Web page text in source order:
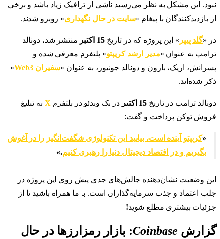
نبود. این مشکل به نظر می‌رسید ناشی از ترافیک زیاد باشد و برخی
از بازدیدکنندگان با پیغام «سایت در حال نگهداری» روبرو شدند.
در «گلد پیپر » این پروژه که در تاریخ 15 اکتبر منتشر شد، دونالد
ترامپ به عنوان «مدیر ارشد کریپتو» پلتفرم معرفی شده و
پسرانش، اریک، بارون و دونالد جونیور، به عنوان «سفیران Web3
»
ذکر شده‌اند.
دونالد ترامپ در تاریخ 15 اکتبر در یک ویدئو در پلتفرم X به تبلیغ
فروش توکن پرداخت و گفت:
«کریپتو آینده است، بیایید این تکنولوژی شگفت‌انگیز را در آغوش
بگیریم و در اقتصاد دیجیتال دنیا را رهبری کنیم.»
این وضعیت نشان‌دهنده چالش‌های جدی پیش روی این پروژه در
جلب اعتماد و جذب سرمایه‌گذاران است. با ما همراه باشید تا از
جزئیات بیشتری مطلع شوید!
گزارش Coinbase: بازار رمزارزها در حال